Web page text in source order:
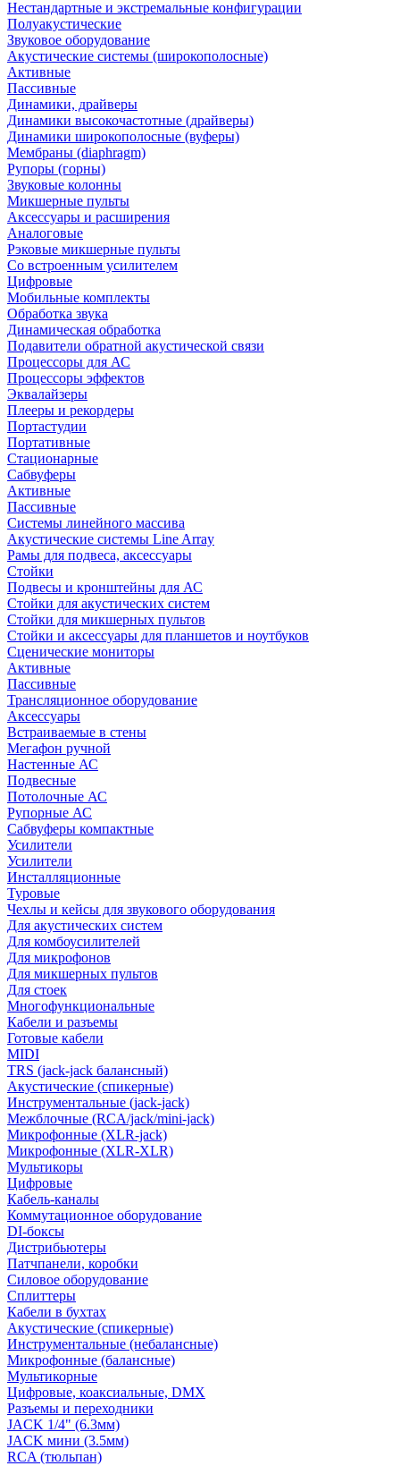
Нестандартные и экстремальные конфигурации
Полуакустические
Звуковое оборудование
Акустические системы (широкополосные)
Активные
Пассивные
Динамики, драйверы
Динамики высокочастотные (драйверы)
Динамики широкополосные (вуферы)
Мембраны (diaphragm)
Рупоры (горны)
Звуковые колонны
Микшерные пульты
Аксессуары и расширения
Аналоговые
Рэковые микшерные пульты
Со встроенным усилителем
Цифровые
Мобильные комплекты
Обработка звука
Динамическая обработка
Подавители обратной акустической связи
Процессоры для АС
Процессоры эффектов
Эквалайзеры
Плееры и рекордеры
Портастудии
Портативные
Стационарные
Сабвуферы
Активные
Пассивные
Системы линейного массива
Акустические системы Line Array
Рамы для подвеса, аксессуары
Стойки
Подвесы и кронштейны для АС
Стойки для акустических систем
Стойки для микшерных пультов
Стойки и аксессуары для планшетов и ноутбуков
Сценические мониторы
Активные
Пассивные
Трансляционное оборудование
Аксессуары
Встраиваемые в стены
Мегафон ручной
Настенные АС
Подвесные
Потолочные АС
Рупорные АС
Сабвуферы компактные
Усилители
Усилители
Инсталляционные
Туровые
Чехлы и кейсы для звукового оборудования
Для акустических систем
Для комбоусилителей
Для микрофонов
Для микшерных пультов
Для стоек
Многофункциональные
Кабели и разъемы
Готовые кабели
MIDI
TRS (jack-jack балансный)
Акустические (спикерные)
Инструментальные (jack-jack)
Межблочные (RCA/jack/mini-jack)
Микрофонные (XLR-jack)
Микрофонные (XLR-XLR)
Мультикоры
Цифровые
Кабель-каналы
Коммутационное оборудование
DI-боксы
Дистрибьютеры
Патчпанели, коробки
Силовое оборудование
Сплиттеры
Кабели в бухтах
Акустические (спикерные)
Инструментальные (небалансные)
Микрофонные (балансные)
Мультикорные
Цифровые, коаксиальные, DMX
Разъемы и переходники
JACK 1/4" (6.3мм)
JACK мини (3.5мм)
RCA (тюльпан)